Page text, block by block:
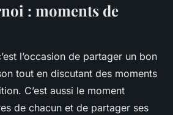
: moments de
l’occasion de partager un bon
tout en discutant des moments
C’est aussi le moment
de chacun et de partager ses